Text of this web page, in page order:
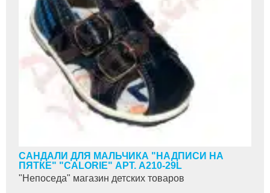
САНДАЛИ ДЛЯ МАЛЬЧИКА "НАДПИСИ НА
ПЯТКЕ" "CALORIE" АРТ. A210-29L
"Непоседа" магазин детских товаров